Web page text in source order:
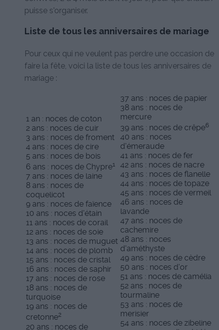
puisse s'organiser.
Liste de tous les anniversaires de mariage
Pour ceux qui ne veulent pas perdre une occasion de
faire la fête, voici la liste de tous les anniversaires de
mariage :
1 an : noces de coton
2 ans : noces de cuir
3 ans : noces de froment
4 ans : noces de cire
5 ans : noces de bois
6 ans : noces de Chypre1
7 ans : noces de laine
8 ans : noces de
coquelicot
9 ans : noces de faïence
10 ans : noces d'étain
11 ans : noces de corail
12 ans : noces de soie
13 ans : noces de muguet
14 ans : noces de plomb
15 ans : noces de cristal
16 ans : noces de saphir
17 ans : noces de rose
18 ans : noces de
turquoise
19 ans : noces de
cretonne2
20 ans : noces de
37 ans : noces de papier
38 ans : noces de
mercure
39 ans : noces de crêpe6
40 ans : noces
d'émeraude
41 ans : noces de fer
42 ans : noces de nacre
43 ans : noces de flanelle
44 ans : noces de topaze
45 ans : noces de vermeil
46 ans : noces de
lavande
47 ans : noces de
cachemire
48 ans : noces
d'améthyste
49 ans : noces de cèdre
50 ans : noces d'or
51 ans : noces de camélia
52 ans : noces de
tourmaline
53 ans : noces de
merisier
54 ans : noces de zibeline